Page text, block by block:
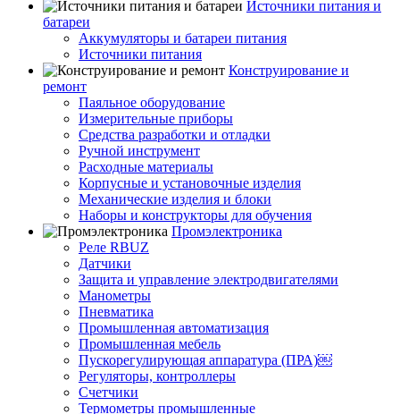
Источники питания и
батареи
Аккумуляторы и батареи питания
Источники питания
Конструирование и
ремонт
Паяльное оборудование
Измерительные приборы
Средства разработки и отладки
Ручной инструмент
Расходные материалы
Корпусные и установочные изделия
Механические изделия и блоки
Наборы и конструкторы для обучения
Промэлектроника
Реле RBUZ
Датчики
Защита и управление электродвигателями
Манометры
Пневматика
Промышленная автоматизация
Промышленная мебель
Пускорегулирующая аппаратура (ПРА)￼
Регуляторы, контроллеры
Счетчики
Термометры промышленные